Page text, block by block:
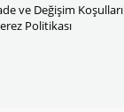
ve Değişim Koşulları
Politikası